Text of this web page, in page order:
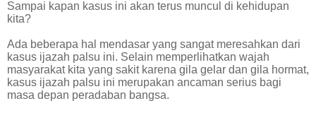
Sampai kapan kasus ini akan terus muncul di kehidupan
kita?
Ada beberapa hal mendasar yang sangat meresahkan dari
kasus ijazah palsu ini. Selain memperlihatkan wajah
masyarakat kita yang sakit karena gila gelar dan gila hormat,
kasus ijazah palsu ini merupakan ancaman serius bagi
masa depan peradaban bangsa.